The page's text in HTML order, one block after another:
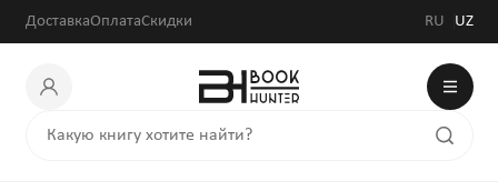
ДоставкаОплатаСкидки RU UZ